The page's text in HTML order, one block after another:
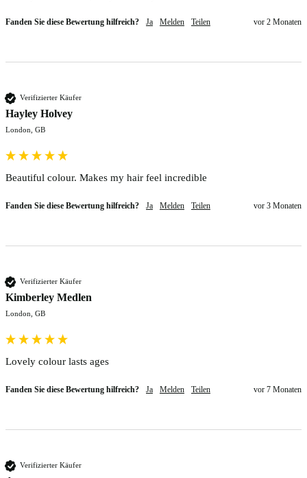
Fanden Sie diese Bewertung hilfreich? Ja Melden Teilen vor 2 Monaten
Verifizierter Käufer
Hayley Holvey
London, GB
Beautiful colour. Makes my hair feel incredible
Fanden Sie diese Bewertung hilfreich? Ja Melden Teilen vor 3 Monaten
Verifizierter Käufer
Kimberley Medlen
London, GB
Lovely colour lasts ages
Fanden Sie diese Bewertung hilfreich? Ja Melden Teilen vor 7 Monaten
Verifizierter Käufer